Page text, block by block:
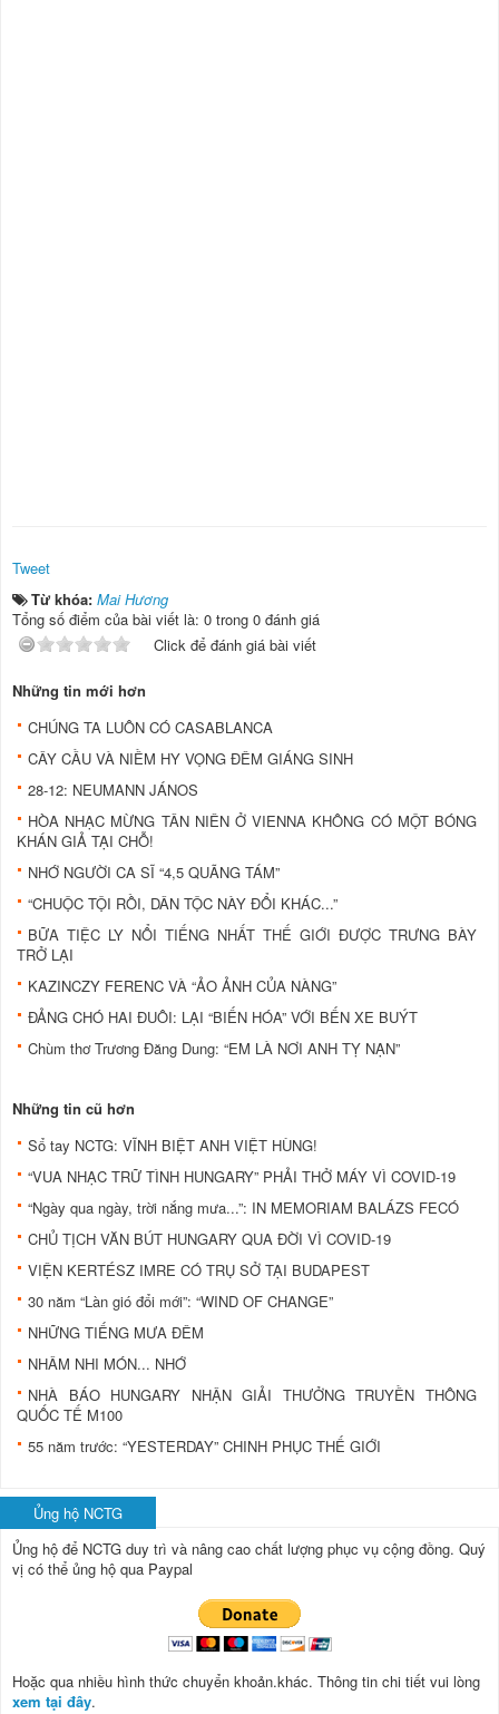
Tweet
Từ khóa: Mai Hương
Tổng số điểm của bài viết là: 0 trong 0 đánh giá
Click để đánh giá bài viết
Những tin mới hơn
CHÚNG TA LUÔN CÓ CASABLANCA
CÂY CẦU VÀ NIỀM HY VỌNG ĐÊM GIÁNG SINH
28-12: NEUMANN JÁNOS
HÒA NHẠC MỪNG TÂN NIÊN Ở VIENNA KHÔNG CÓ MỘT BÓNG
KHÁN GIẢ TẠI CHỖ!
NHỚ NGƯỜI CA SĨ “4,5 QUÃNG TÁM”
“CHUỘC TỘI RỒI, DÂN TỘC NÀY ĐỔI KHÁC...”
BỮA TIỆC LY NỔI TIẾNG NHẤT THẾ GIỚI ĐƯỢC TRƯNG BÀY
TRỞ LẠI
KAZINCZY FERENC VÀ “ẢO ẢNH CỦA NÀNG”
ĐẢNG CHÓ HAI ĐUÔI: LẠI “BIẾN HÓA” VỚI BẾN XE BUÝT
Chùm thơ Trương Đăng Dung: “EM LÀ NƠI ANH TỴ NẠN”
Những tin cũ hơn
Sổ tay NCTG: VĨNH BIỆT ANH VIỆT HÙNG!
“VUA NHẠC TRỮ TÌNH HUNGARY” PHẢI THỞ MÁY VÌ COVID-19
“Ngày qua ngày, trời nắng mưa...”: IN MEMORIAM BALÁZS FECÓ
CHỦ TỊCH VĂN BÚT HUNGARY QUA ĐỜI VÌ COVID-19
VIỆN KERTÉSZ IMRE CÓ TRỤ SỞ TẠI BUDAPEST
30 năm “Làn gió đổi mới”: “WIND OF CHANGE”
NHỮNG TIẾNG MƯA ĐÊM
NHÂM NHI MÓN... NHỚ
NHÀ BÁO HUNGARY NHẬN GIẢI THƯỞNG TRUYỀN THÔNG
QUỐC TẾ M100
55 năm trước: “YESTERDAY” CHINH PHỤC THẾ GIỚI
Ủng hộ NCTG
Ủng hộ để NCTG duy trì và nâng cao chất lượng phục vụ cộng đồng. Quý
vị có thể ủng hộ qua Paypal
Hoặc qua nhiều hình thức chuyển khoản.khác. Thông tin chi tiết vui lòng
xem tại đây.